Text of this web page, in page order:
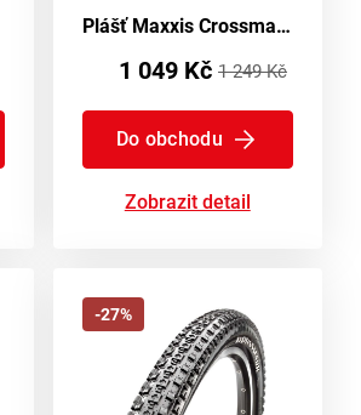
Plášť Maxxis Crossmark II EXO TR - kevlar
1 049 Kč 1 249 Kč
Do obchodu
Zobrazit detail
-27%